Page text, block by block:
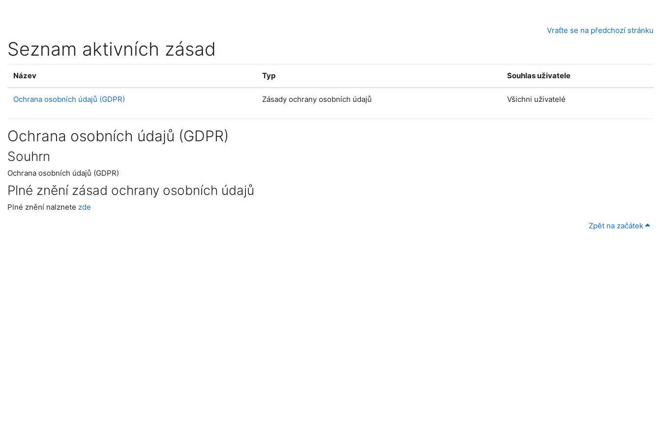
Vraťte se na předchozí stránku
Seznam aktivních zásad
Název Typ Souhlas uživatele
Ochrana osobních údajů (GDPR) Zásady ochrany osobních údajů Všichni uživatelé
Ochrana osobních údajů (GDPR)
Souhrn
Ochrana osobních údajů (GDPR)
Plné znění zásad ochrany osobních údajů
Plné znění nalznete zde
Zpět na začátek